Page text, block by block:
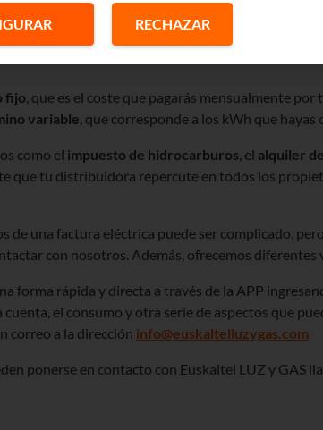
y cuyo precio también está regulado
la zona y las circunstancias del usuario.
fijo, que es el coste que pagarás mensualmente
variable, que corresponde a los kWh que
como el impuesto de hidrocarburos, el alquiler
que tu distribuidora repercute en todos los
de una factura eléctrica puede ser complicado,
con nosotros. Además, ofrecemos
forma rápida y directa a través de la APP
el consumo y otra serie de aspectos que
correo a la dirección info@euskaltelluzygas.com
ponerse en contacto con Euskaltel LUZ y GAS
RECHAZAR